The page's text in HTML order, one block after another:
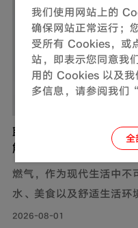
联塑燃气用不锈钢波纹
解决方案
燃气，作为现代生活中不
水、美食以及舒适生活环
全问题同样需要关注。联
2026-08-01
我们使用网站上的
确保网站正常运行
受所有 Cookies，
站，即表示您同意我
用的 Cookies 以及
多信息，请参阅我们
全